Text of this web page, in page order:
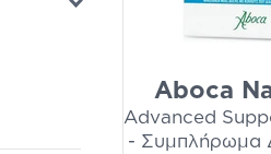
Aboca
Advanced
- Συμπλήρωμα